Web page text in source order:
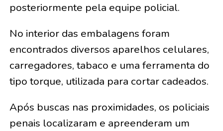
posteriormente pela equipe policial.
No interior das embalagens foram
encontrados diversos aparelhos celulares,
carregadores, tabaco e uma ferramenta do
tipo torque, utilizada para cortar cadeados.
Após buscas nas proximidades, os policiais
penais localizaram e apreenderam um